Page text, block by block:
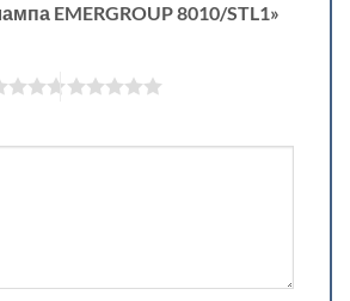
EMERGROUP 8010/STL1»